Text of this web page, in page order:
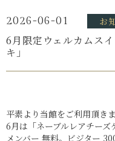
2026-06-01 お
6月限定ウェルカムス
キ」
平素より当館をご利用頂き
6月は「ネーブルレアチーズ
メンバー 無料。ビジター